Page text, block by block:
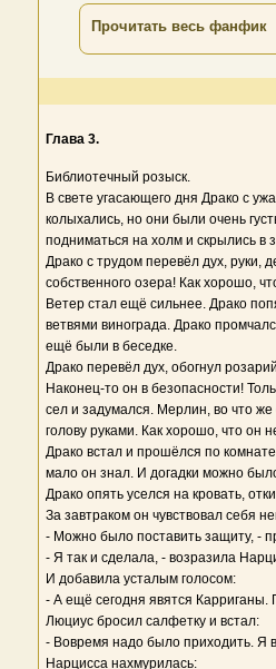
Прочитать весь фанфик
Глава 3.
Библиотечный розыск.
В свете угасающего дня Драко с
колыхались, но они были очень
подниматься на холм и скрылись
Драко с трудом перевёл дух, руки,
собственного озера! Как хорошо,
Ветер стал ещё сильнее. Драко
ветвями винограда. Драко
ещё были в беседке.
Драко перевёл дух, обогнул
Наконец-то он в безопасности!
сел и задумался. Мерлин, во что
голову руками. Как хорошо, что он
Драко встал и прошёлся по
мало он знал. И догадки можно
Драко опять уселся на кровать,
За завтраком он чувствовал себя
- Можно было поставить защиту, -
- Я так и сделала, - возразила
И добавила усталым голосом:
- А ещё сегодня явятся Карриганы.
Люциус бросил салфетку и встал:
- Вовремя надо было приходить. Я
Нарцисса нахмурилась: